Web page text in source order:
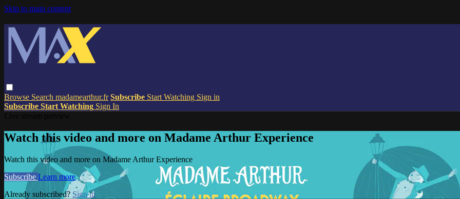
Skip to main content
Browse Search madamearthur.fr Subscribe Start Watching Sign in
Subscribe Start Watching Sign In
Watch this video and more on Madame Arthur Experience
Watch this video and more on Madame Arthur Experience
Subscribe Learn more
Already subscribed? Sign in